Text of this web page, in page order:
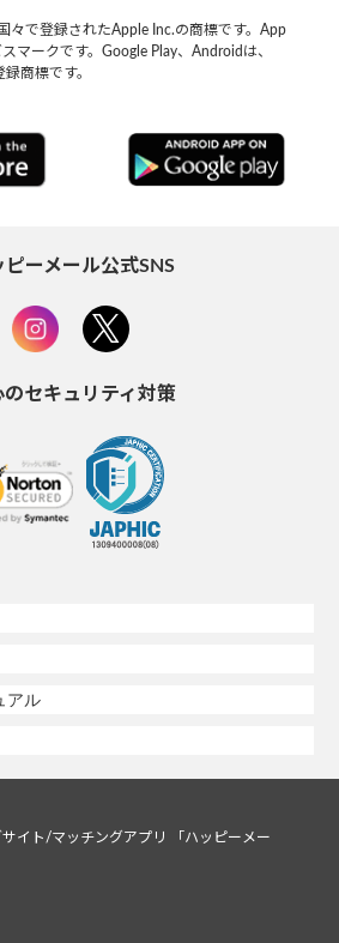
々で登録されたApple Inc.の商標です。App
マークです。Google Play、Androidは、
商標です。
ピーメール公式SNS
のセキュリティ対策
アル
イト/マッチングアプリ 「ハッピーメー